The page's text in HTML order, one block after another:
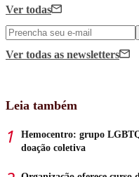
Ver todas
Ver todas as newsletters
Leia também
Hemocentro: grupo
doação coletiva